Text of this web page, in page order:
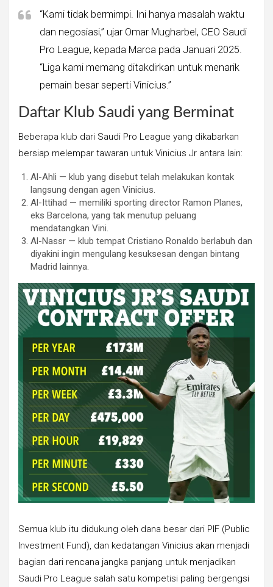
“Kami tidak bermimpi. Ini hanya masalah waktu
dan negosiasi,” ujar Omar Mugharbel, CEO Saudi
Pro League, kepada Marca pada Januari 2025.
“Liga kami memang ditakdirkan untuk menarik
pemain besar seperti Vinicius.”
Daftar Klub Saudi yang Berminat
Beberapa klub dari Saudi Pro League yang dikabarkan
bersiap melempar tawaran untuk Vinicius Jr antara lain:
Al-Ahli — klub yang disebut telah melakukan kontak
langsung dengan agen Vinicius.
Al-Ittihad — memiliki sporting director Ramon Planes,
eks Barcelona, yang tak menutup peluang
mendatangkan Vini.
Al-Nassr — klub tempat Cristiano Ronaldo berlabuh dan
diyakini ingin mengulang kesuksesan dengan bintang
Madrid lainnya.
Semua klub itu didukung oleh dana besar dari PIF (Public
Investment Fund), dan kedatangan Vinicius akan menjadi
bagian dari rencana jangka panjang untuk menjadikan
Saudi Pro League salah satu kompetisi paling bergengsi